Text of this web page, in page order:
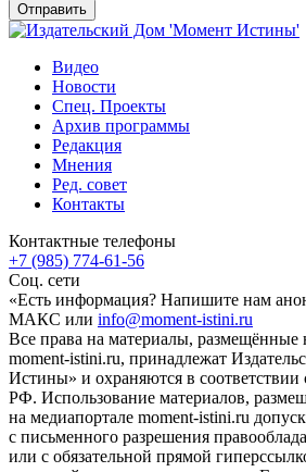
Видео
Новости
Спец. Проекты
Архив программы
Редакция
Мнения
Ред. совет
Контакты
Контактные телефоны
+7 (985) 774-61-56
Соц. сети
«Есть информация? Напишите нам
МАКС или info@moment-istini.ru
Все права на материалы, размещённые
moment-istini.ru, принадлежат
Истины» и охраняются в соответствии
РФ. Использование материалов,
на медиапортале moment-istini.ru
с письменного разрешения
или с обязательной прямой